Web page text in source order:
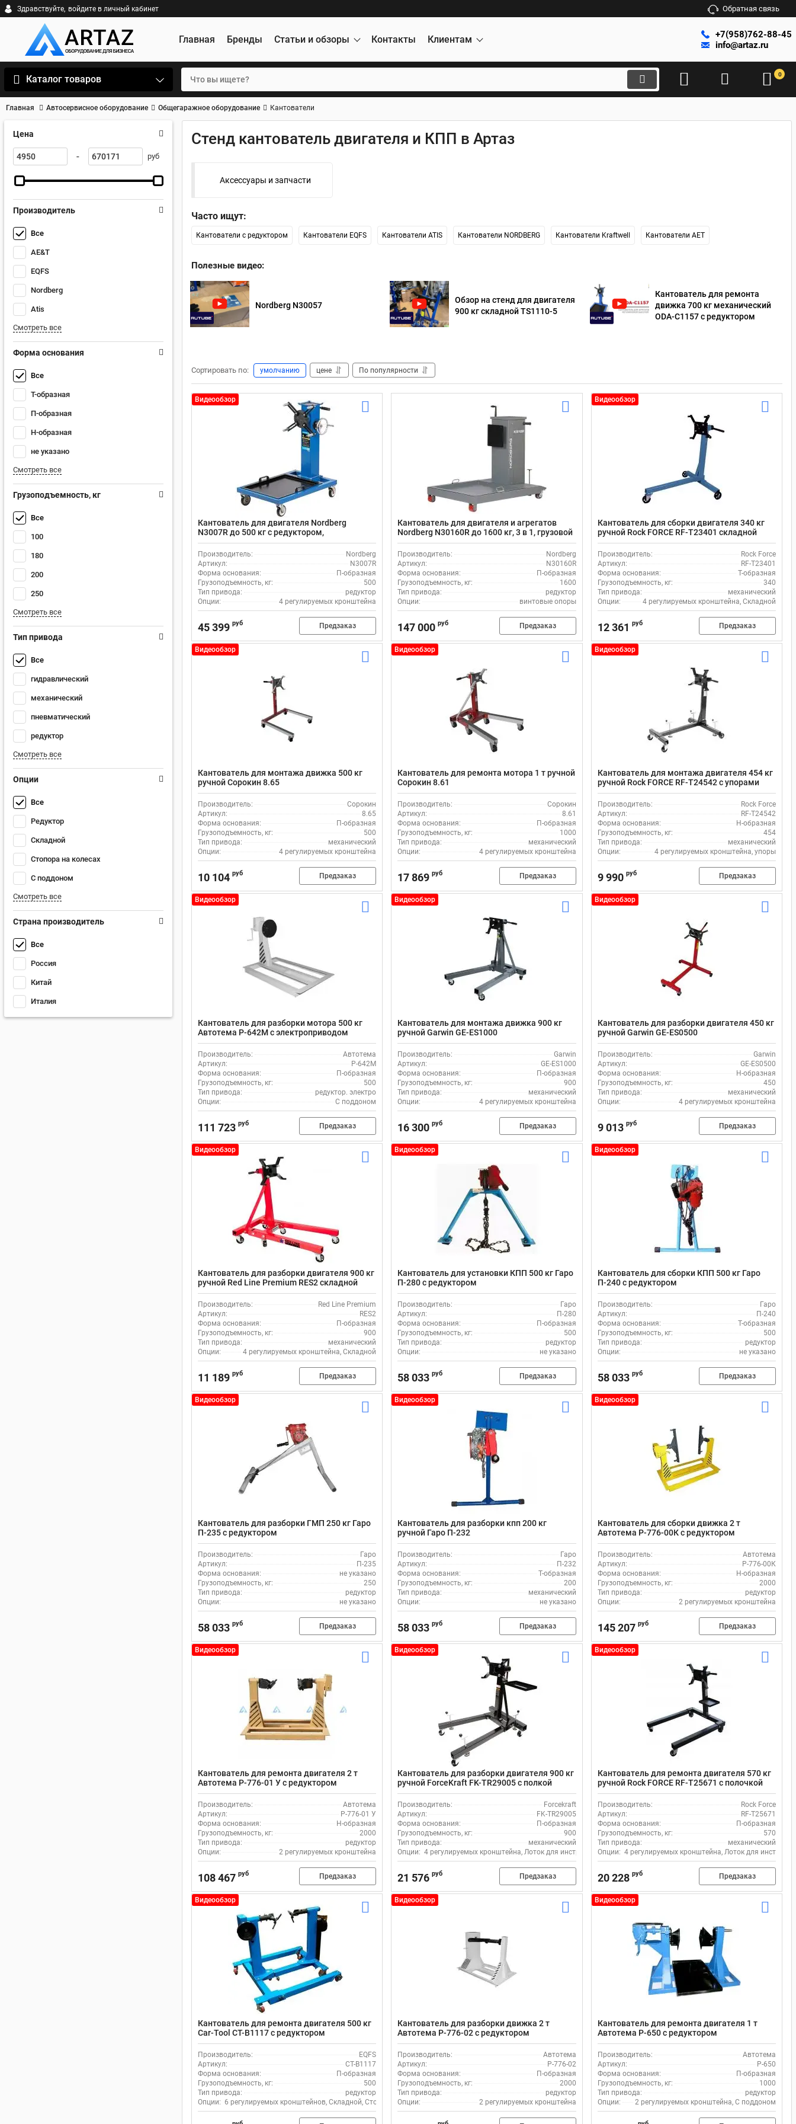
Здравствуйте, войдите в личный кабинет Обратная связь
Главная Бренды Статьи и обзоры Контакты Клиентам
+7(958)762-88-45
info@artaz.ru
Каталог товаров 0
Главная Автосервисное оборудование Общегаражное оборудование Кантователи
Цена
- руб
Производитель
Все
AE&T
EQFS
Nordberg
Atis
Смотреть все
Форма основания
Все
Т-образная
П-образная
Н-образная
не указано
Смотреть все
Грузоподъемность, кг
Все
100
180
200
250
Смотреть все
Тип привода
Все
гидравлический
механический
пневматический
редуктор
Смотреть все
Опции
Все
Редуктор
Складной
Стопора на колесах
С поддоном
Смотреть все
Страна производитель
Все
Россия
Китай
Италия
Стенд кантователь двигателя и КПП в Артаз
Аксессуары и запчасти
Часто ищут:
Кантователи с редуктором Кантователи EQFS Кантователи ATIS Кантователи NORDBERG Кантователи Kraftwell Кантователи AET
Полезные видео:
Nordberg N30057
Обзор на стенд для двигателя
900 кг складной TS1110-5
Кантователь для ремонта
движка 700 кг механический
ODA-С1157 с редуктором
Сортировать по: умолчанию цене По популярности
Видеообзор
Кантователь для двигателя Nordberg
N3007R до 500 кг с редуктором,
профессиональный
Производитель:
Nordberg
Артикул:
N3007R
Форма основания:
П-образная
Грузоподъемность, кг:
500
Тип привода:
редуктор
Опции:
4 регулируемых кронштейна
45 399 руб Предзаказ
Кантователь для двигателя и агрегатов
Nordberg N30160R до 1600 кг, 3 в 1, грузовой
с редуктором
Производитель:
Nordberg
Артикул:
N30160R
Форма основания:
П-образная
Грузоподъемность, кг:
1600
Тип привода:
редуктор
Опции:
винтовые опоры
147 000 руб Предзаказ
Видеообзор
Кантователь для сборки двигателя 340 кг
ручной Rock FORCE RF-T23401 складной
Производитель:
Rock Force
Артикул:
RF-T23401
Форма основания:
Т-образная
Грузоподъемность, кг:
340
Тип привода:
механический
Опции:
4 регулируемых кронштейна, Складной
12 361 руб Предзаказ
Видеообзор
Кантователь для монтажа движка 500 кг
ручной Сорокин 8.65
Производитель:
Сорокин
Артикул:
8.65
Форма основания:
П-образная
Грузоподъемность, кг:
500
Тип привода:
механический
Опции:
4 регулируемых кронштейна
10 104 руб Предзаказ
Видеообзор
Кантователь для ремонта мотора 1 т ручной
Сорокин 8.61
Производитель:
Сорокин
Артикул:
8.61
Форма основания:
П-образная
Грузоподъемность, кг:
1000
Тип привода:
механический
Опции:
4 регулируемых кронштейна
17 869 руб Предзаказ
Видеообзор
Кантователь для монтажа двигателя 454 кг
ручной Rock FORCE RF-T24542 с упорами
Производитель:
Rock Force
Артикул:
RF-T24542
Форма основания:
Н-образная
Грузоподъемность, кг:
454
Тип привода:
механический
Опции:
4 регулируемых кронштейна, упоры
9 990 руб Предзаказ
Видеообзор
Кантователь для разборки мотора 500 кг
Автотема Р-642М с электроприводом
Производитель:
Автотема
Артикул:
Р-642М
Форма основания:
П-образная
Грузоподъемность, кг:
500
Тип привода:
редуктор. электро
Опции:
С поддоном
111 723 руб Предзаказ
Видеообзор
Кантователь для монтажа движка 900 кг
ручной Garwin GE-ES1000
Производитель:
Garwin
Артикул:
GE-ES1000
Форма основания:
П-образная
Грузоподъемность, кг:
900
Тип привода:
механический
Опции:
4 регулируемых кронштейна
16 300 руб Предзаказ
Видеообзор
Кантователь для разборки двигателя 450 кг
ручной Garwin GE-ES0500
Производитель:
Garwin
Артикул:
GE-ES0500
Форма основания:
Н-образная
Грузоподъемность, кг:
450
Тип привода:
механический
Опции:
4 регулируемых кронштейна
9 013 руб Предзаказ
Видеообзор
Кантователь для разборки двигателя 900 кг
ручной Red Line Premium RES2 складной
Производитель:
Red Line Premium
Артикул:
RES2
Форма основания:
П-образная
Грузоподъемность, кг:
900
Тип привода:
механический
Опции:
4 регулируемых кронштейна, Складной
11 189 руб Предзаказ
Видеообзор
Кантователь для установки КПП 500 кг Гаро
П-280 с редуктором
Производитель:
Гаро
Артикул:
П-280
Форма основания:
П-образная
Грузоподъемность, кг:
500
Тип привода:
редуктор
Опции:
не указано
58 033 руб Предзаказ
Видеообзор
Кантователь для сборки КПП 500 кг Гаро
П-240 с редуктором
Производитель:
Гаро
Артикул:
П-240
Форма основания:
Т-образная
Грузоподъемность, кг:
500
Тип привода:
редуктор
Опции:
не указано
58 033 руб Предзаказ
Видеообзор
Кантователь для разборки ГМП 250 кг Гаро
П-235 с редуктором
Производитель:
Гаро
Артикул:
П-235
Форма основания:
не указано
Грузоподъемность, кг:
250
Тип привода:
редуктор
Опции:
не указано
58 033 руб Предзаказ
Видеообзор
Кантователь для разборки кпп 200 кг
ручной Гаро П-232
Производитель:
Гаро
Артикул:
П-232
Форма основания:
Т-образная
Грузоподъемность, кг:
200
Тип привода:
механический
Опции:
не указано
58 033 руб Предзаказ
Видеообзор
Кантователь для сборки движка 2 т
Автотема Р-776-00К с редуктором
Производитель:
Автотема
Артикул:
Р-776-00К
Форма основания:
Н-образная
Грузоподъемность, кг:
2000
Тип привода:
редуктор
Опции:
2 регулируемых кронштейна
145 207 руб Предзаказ
Видеообзор
Кантователь для ремонта двигателя 2 т
Автотема Р-776-01 У с редуктором
Производитель:
Автотема
Артикул:
Р-776-01 У
Форма основания:
Н-образная
Грузоподъемность, кг:
2000
Тип привода:
редуктор
Опции:
2 регулируемых кронштейна
108 467 руб Предзаказ
Видеообзор
Кантователь для разборки двигателя 900 кг
ручной ForceKraft FK-TR29005 с полкой
Производитель:
Forcekraft
Артикул:
FK-TR29005
Форма основания:
П-образная
Грузоподъемность, кг:
900
Тип привода:
механический
Опции: 4 регулируемых кронштейна, Лоток для инструмента, упоры
21 576 руб Предзаказ
Видеообзор
Кантователь для ремонта двигателя 570 кг
ручной Rock FORCE RF-T25671 с полочкой
Производитель:
Rock Force
Артикул:
RF-T25671
Форма основания:
П-образная
Грузоподъемность, кг:
570
Тип привода:
механический
Опции: 4 регулируемых кронштейна, Лоток для
20 228 руб Предзаказ
Видеообзор
Кантователь для ремонта двигателя 500 кг
Car-Tool CT-B1117 с редуктором
Производитель:
EQFS
Артикул:
CT-B1117
Форма основания:
П-образная
Грузоподъемность, кг:
500
Тип привода:
редуктор
Опции: 6 регулируемых кронштейнов, Складной, Стопора на колесах
Видеообзор
Кантователь для разборки движка 2 т
Автотема Р-776-02 с редуктором
Производитель:
Автотема
Артикул:
Р-776-02
Форма основания:
П-образная
Грузоподъемность, кг:
2000
Тип привода:
редуктор
Опции:
2 регулируемых кронштейна
Видеообзор
Кантователь для ремонта двигателя 1 т
Автотема Р-650 с редуктором
Производитель:
Автотема
Артикул:
Р-650
Форма основания:
П-образная
Грузоподъемность, кг:
1000
Тип привода:
редуктор
Опции:
2 регулируемых кронштейна, С поддоном